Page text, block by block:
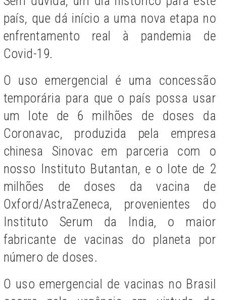
país, que dá início a uma nova etapa no
enfrentamento real à pandemia de
Covid-19.
O uso emergencial é uma concessão
temporária para que o país possa usar
um lote de 6 milhões de doses da
Coronavac, produzida pela empresa
chinesa Sinovac em parceria com o
nosso Instituto Butantan, e o lote de 2
milhões de doses da vacina de
Oxford/AstraZeneca, provenientes do
Instituto Serum da India, o maior
fabricante de vacinas do planeta por
número de doses.
O uso emergencial de vacinas no Brasil